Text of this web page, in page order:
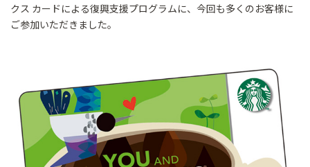
クス カードによる復興支援プログラムに、今回も多くのお客様に
ご参加いただきました。